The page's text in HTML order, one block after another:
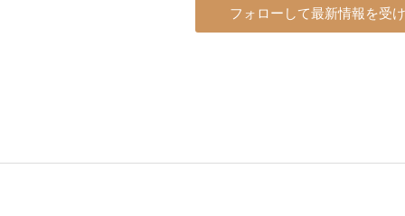
フォローして最新情報を受